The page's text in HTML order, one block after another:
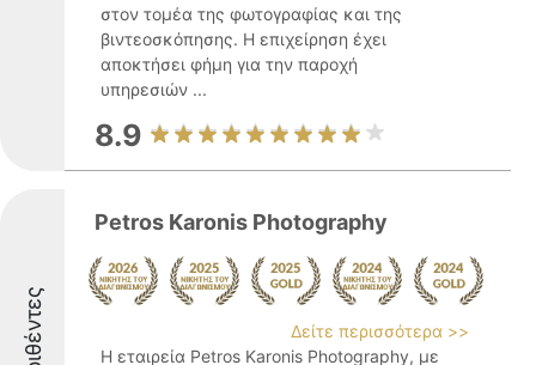
στον τομέα της φωτογραφίας και της
βιντεοσκόπησης. Η επιχείρηση έχει
αποκτήσει φήμη για την παροχή
υπηρεσιών ...
8.9
Petros Karonis Photography
Δείτε περισσότερα >>
Η εταιρεία Petros Karonis Photography, με